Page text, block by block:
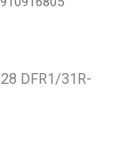
DFR1/31R-